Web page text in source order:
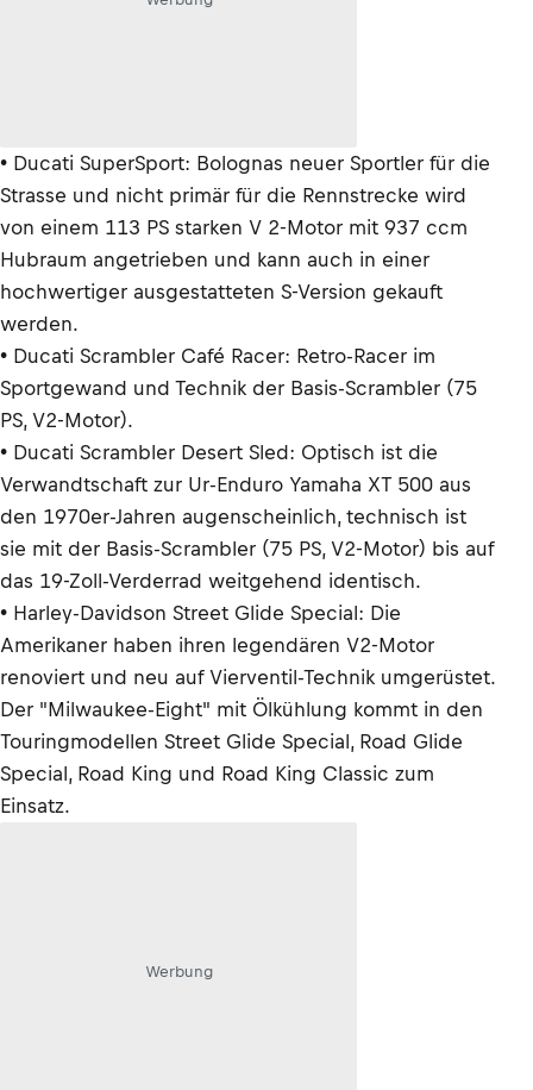
• Ducati SuperSport: Bolognas neuer Sportler für die
Strasse und nicht primär für die Rennstrecke wird
von einem 113 PS starken V 2-Motor mit 937 ccm
Hubraum angetrieben und kann auch in einer
hochwertiger ausgestatteten S-Version gekauft
werden.
• Ducati Scrambler Café Racer: Retro-Racer im
Sportgewand und Technik der Basis-Scrambler (75
PS, V2-Motor).
• Ducati Scrambler Desert Sled: Optisch ist die
Verwandtschaft zur Ur-Enduro Yamaha XT 500 aus
den 1970er-Jahren augenscheinlich, technisch ist
sie mit der Basis-Scrambler (75 PS, V2-Motor) bis auf
das 19-Zoll-Verderrad weitgehend identisch.
• Harley-Davidson Street Glide Special: Die
Amerikaner haben ihren legendären V2-Motor
renoviert und neu auf Vierventil-Technik umgerüstet.
Der "Milwaukee-Eight" mit Ölkühlung kommt in den
Touringmodellen Street Glide Special, Road Glide
Special, Road King und Road King Classic zum
Einsatz.
Werbung